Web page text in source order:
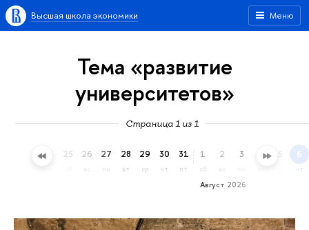
Меню
Высшая школа экономики
Тема «развитие
университетов»
Страница 1 из 1
24 25 26 27
пн
28
вт
29
ср
30
чт
31
пт
Август 2026
1
сб
2 3 4 5 6
чт